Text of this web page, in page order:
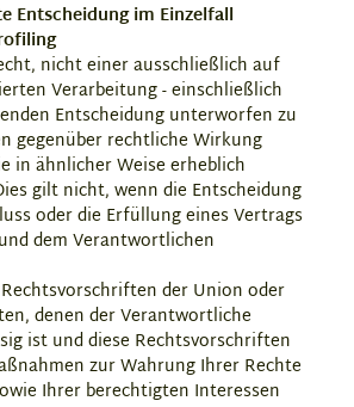
Entscheidung im Einzelfall
nicht einer ausschließlich auf
Verarbeitung - einschließlich
Entscheidung unterworfen zu
gegenüber rechtliche Wirkung
in ähnlicher Weise erheblich
gilt nicht, wenn die Entscheidung
oder die Erfüllung eines Vertrags
dem Verantwortlichen
der Union oder
denen der Verantwortliche
ist und diese Rechtsvorschriften
zur Wahrung Ihrer Rechte
Ihrer berechtigten Interessen